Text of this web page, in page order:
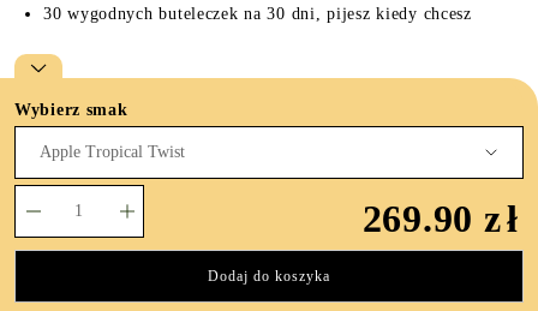
30 wygodnych buteleczek na 30 dni, pijesz kiedy chcesz
Wybierz smak
ilość
MyBestCollagen
Apple
Dodaj do koszyka
269.90 zł